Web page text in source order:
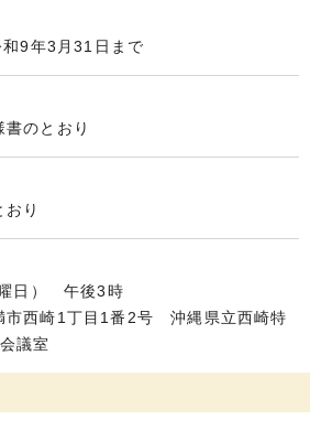
9年3月31日まで
のとおり
り
日） 午後3時
市西崎1丁目1番2号 沖縄県立西崎特
議室